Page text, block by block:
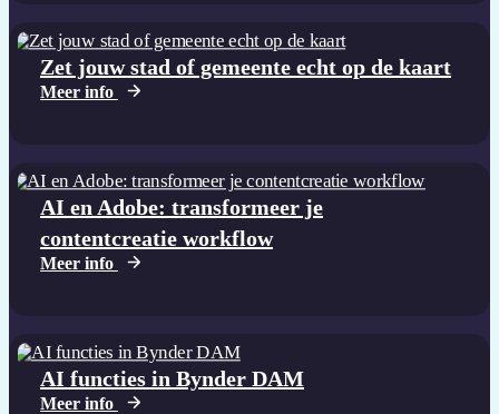
Zet jouw stad of gemeente echt op de kaart
Meer info
AI en Adobe: transformeer je
contentcreatie workflow
Meer info
AI functies in Bynder DAM
Meer info